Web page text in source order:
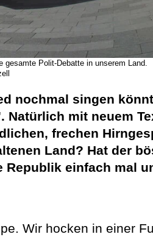
Polit-Debatte in unserem Land.
nochmal singen
mit neuem
frechen
Land? Hat der
Republik einfach mal
Wir hocken in einer